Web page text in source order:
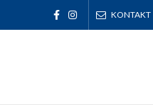
KONTAKT